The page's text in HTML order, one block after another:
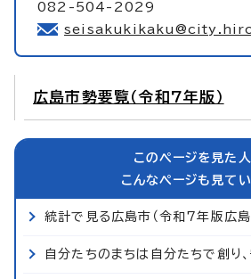
082-504-2029
広島市勢要覧（令和7年版）
このページを見た
こんなページも見て
統計で見る広島市（令和7年版広島
自分たちのまちは自分たちで創り